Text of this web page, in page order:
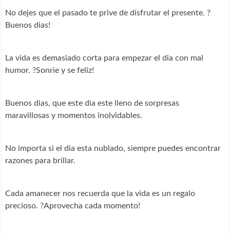
No dejes que el pasado te prive de disfrutar el presente. ?
Buenos dias!
La vida es demasiado corta para empezar el dia con mal
humor. ?Sonrie y se feliz!
Buenos dias, que este dia este lleno de sorpresas
maravillosas y momentos inolvidables.
No importa si el dia esta nublado, siempre puedes encontrar
razones para brillar.
Cada amanecer nos recuerda que la vida es un regalo
precioso. ?Aprovecha cada momento!